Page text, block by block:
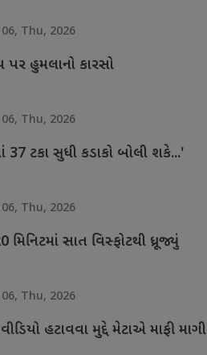
Thu, 2026
પર હુમલાનો કારસો
Thu, 2026
37 ટકા સુધી કડાકો બોલી શકે...'
Thu, 2026
મિનિટમાં સાત વિસ્ફોટથી ધ્રૂજ્યું
Thu, 2026
વીડિયો હટાવવા મુદ્દે મેટાએ માફી માગી